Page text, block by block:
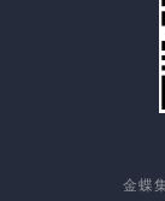
金蝶